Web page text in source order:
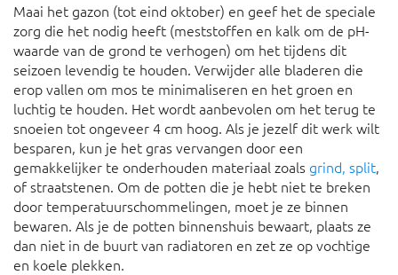
Maai het gazon (tot eind oktober) en geef het de speciale
zorg die het nodig heeft (meststoffen en kalk om de pH-
waarde van de grond te verhogen) om het tijdens dit
seizoen levendig te houden. Verwijder alle bladeren die
erop vallen om mos te minimaliseren en het groen en
luchtig te houden. Het wordt aanbevolen om het terug te
snoeien tot ongeveer 4 cm hoog. Als je jezelf dit werk wilt
besparen, kun je het gras vervangen door een
gemakkelijker te onderhouden materiaal zoals grind, split,
of straatstenen. Om de potten die je hebt niet te breken
door temperatuurschommelingen, moet je ze binnen
bewaren. Als je de potten binnenshuis bewaart, plaats ze
dan niet in de buurt van radiatoren en zet ze op vochtige
en koele plekken.